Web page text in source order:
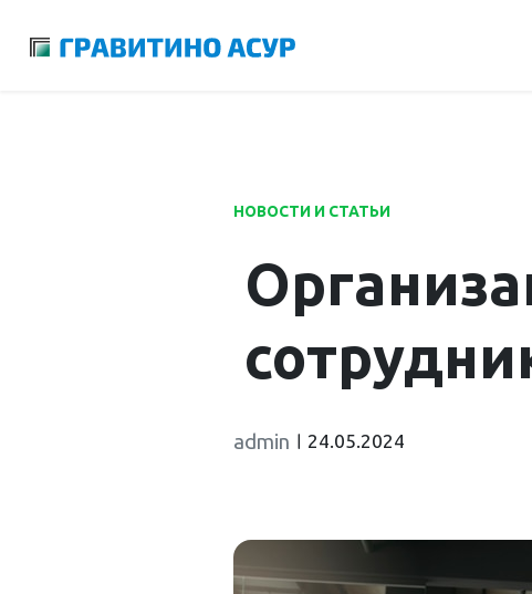
НОВОСТИ И СТАТЬИ
admin 24.05.2024